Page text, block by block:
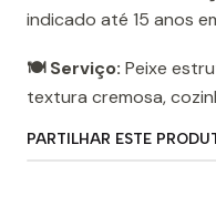
indicado até 15 anos
🍽️ Serviço: Peixe
textura cremosa,
PARTILHAR ESTE